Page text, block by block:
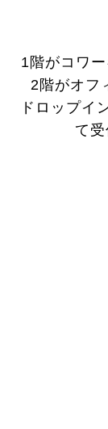
1階がコワ
2階がオフ
ドロップイ
て受